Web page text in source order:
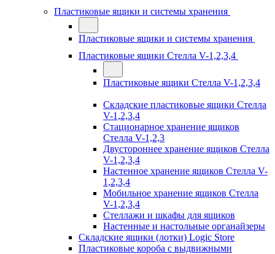
Пластиковые ящики и системы хранения
Пластиковые ящики и системы хранения
Пластиковые ящики Стелла V-1,2,3,4
Пластиковые ящики Стелла V-1,2,3,4
Складские пластиковые ящики Стелла
V-1,2,3,4
Стационарное хранение ящиков
Стелла V-1,2,3
Двустороннее хранение ящиков Стелла
V-1,2,3,4
Настенное хранение ящиков Стелла V-
1,2,3,4
Мобильное хранение ящиков Стелла
V-1,2,3,4
Стеллажи и шкафы для ящиков
Настенные и настольные органайзеры
Складские ящики (лотки) Logiс Store
Пластиковые короба с выдвижными